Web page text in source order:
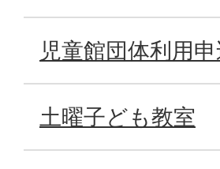
児童館団体利用
土曜子ども教室